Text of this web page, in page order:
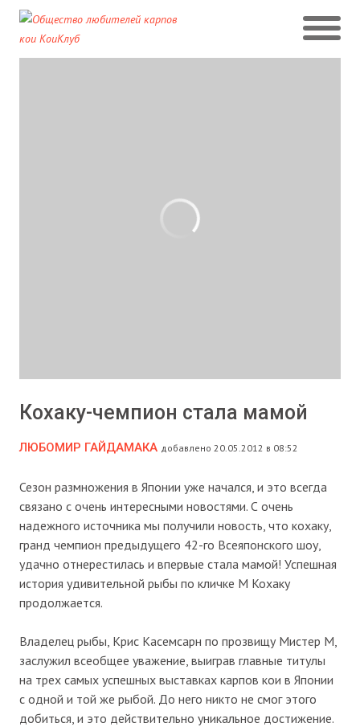
Кохаку-чемпион стала мамой
ЛЮБОМИР ГАЙДАМАКА добавлено 20.05.2012 в 08:52
Сезон размножения в Японии уже начался, и это всегда
связано с очень интересными новостями. С очень
надежного источника мы получили новость, что кохаку,
гранд чемпион предыдущего 42-го Всеяпонского шоу,
удачно отнерестилась и впервые стала мамой! Успешная
история удивительной рыбы по кличке М Кохаку
продолжается.
Владелец рыбы, Крис Касемсарн по прозвищу Мистер М,
заслужил всеобщее уважение, выиграв главные титулы
на трех самых успешных выставках карпов кои в Японии
с одной и той же рыбой. До него никто не смог этого
добиться, и это действительно уникальное достижение.